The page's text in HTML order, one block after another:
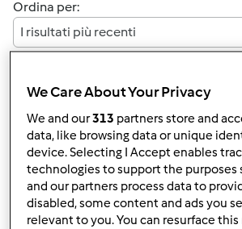
Ordina per:
I risultati più recenti
10
3 |
Risposta rapida
devispatty Iscritto :
We Care About Your Privacy
We and our313 partners store and
data, like browsing data or unique
device. Selecting I Accept enables
technologies to support the purposes
and our partners process data to
disabled, some content and ads you
relevant to you. You can resurface